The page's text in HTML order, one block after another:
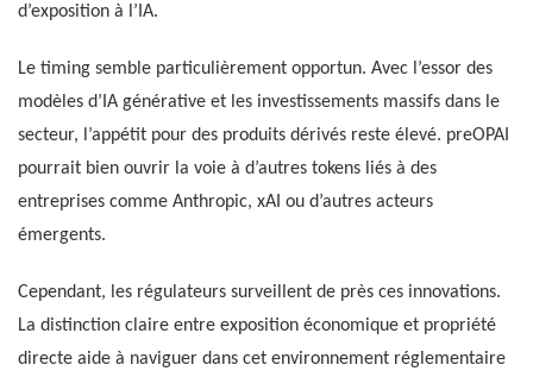
d’exposition à l’IA.
Le timing semble particulièrement opportun. Avec l’essor des
modèles d’IA générative et les investissements massifs dans le
secteur, l’appétit pour des produits dérivés reste élevé. preOPAI
pourrait bien ouvrir la voie à d’autres tokens liés à des
entreprises comme Anthropic, xAI ou d’autres acteurs
émergents.
Cependant, les régulateurs surveillent de près ces innovations.
La distinction claire entre exposition économique et propriété
directe aide à naviguer dans cet environnement réglementaire